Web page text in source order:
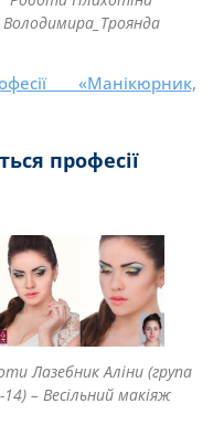
Володимира_Троянда
«Манікюрник,
професії
Лазебник Аліни (група
14) – Весільний макіяж